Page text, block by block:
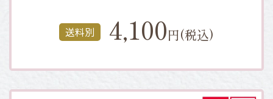
送料別 4,100円(税込)